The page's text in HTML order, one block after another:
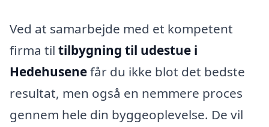
Ved at samarbejde med et kompetent
firma til tilbygning til udestue i
Hedehusenefår du ikke blot det bedste
resultat, men også en nemmere proces
gennem hele din byggeoplevelse. De vil